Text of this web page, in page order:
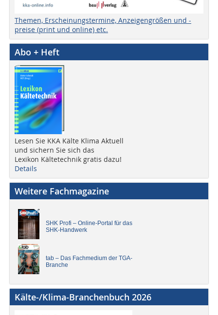
Themen, Erscheinungstermine, Anzeigengrößen und -
preise (print und online) etc.
Abo + Heft
Lesen Sie KKA Kälte Klima Aktuell
und sichern Sie sich das
Lexikon Kältetechnik gratis dazu!
Details
Weitere Fachmagazine
SHK Profi – Online-Portal für das
SHK-Handwerk
tab – Das Fachmedium der TGA-
Branche
Kälte-/Klima-Branchenbuch 2026